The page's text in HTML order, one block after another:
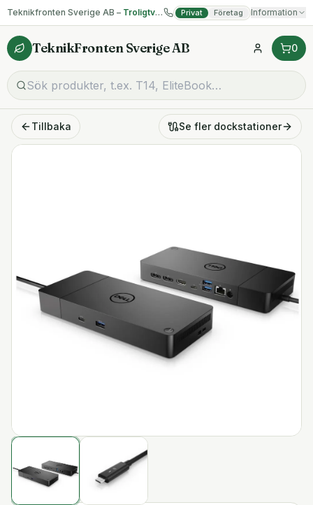
Teknikfronten Sverige AB – Troligtvis billigast på begagnad IT! Privat Företag Information
TeknikFronten Sverige AB 0
Tillbaka Se fler dockstationer